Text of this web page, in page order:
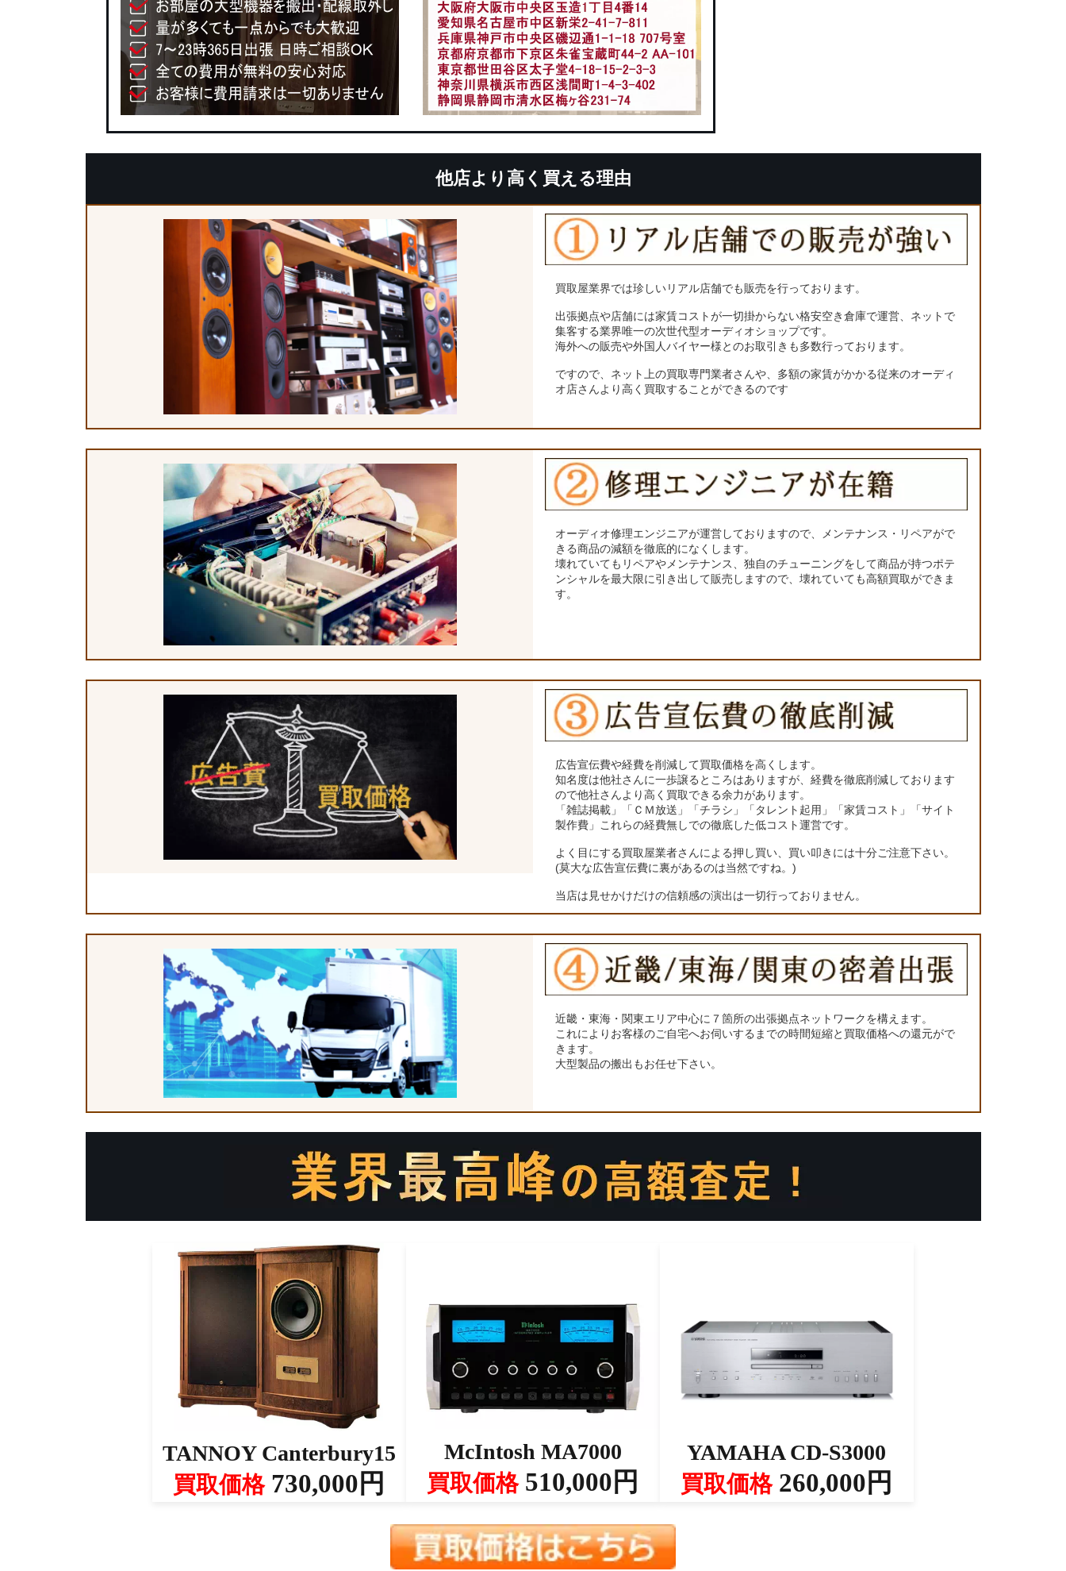
他店より高く買える理由
買取屋業界では珍しいリアル店舗でも販売を行っております。
出張拠点や店舗には家賃コストが一切掛からない格安空き倉庫で運営、ネットで
集客する業界唯一の次世代型オーディオショップです。
海外への販売や外国人バイヤー様とのお取引きも多数行っております。
ですので、ネット上の買取専門業者さんや、多額の家賃がかかる従来のオーディ
オ店さんより高く買取することができるのです
オーディオ修理エンジニアが運営しておりますので、メンテナンス・リペアがで
きる商品の減額を徹底的になくします。
壊れていてもリペアやメンテナンス、独自のチューニングをして商品が持つポテ
ンシャルを最大限に引き出して販売しますので、壊れていても高額買取ができま
す。
広告宣伝費や経費を削減して買取価格を高くします。
知名度は他社さんに一歩譲るところはありますが、経費を徹底削減しております
ので他社さんより高く買取できる余力があります。
「雑誌掲載」「ＣＭ放送」「チラシ」「タレント起用」「家賃コスト」「サイト
製作費」これらの経費無しでの徹底した低コスト運営です。
よく目にする買取屋業者さんによる押し買い、買い叩きには十分ご注意下さい。
(莫大な広告宣伝費に裏があるのは当然ですね。)
当店は見せかけだけの信頼感の演出は一切行っておりません。
近畿・東海・関東エリア中心に７箇所の出張拠点ネットワークを構えます。
これによりお客様のご自宅へお伺いするまでの時間短縮と買取価格への還元がで
きます。
大型製品の搬出もお任せ下さい。
TANNOY Canterbury15
買取価格730,000円
McIntosh MA7000
買取価格510,000円
YAMAHA CD-S3000
買取価格260,000円